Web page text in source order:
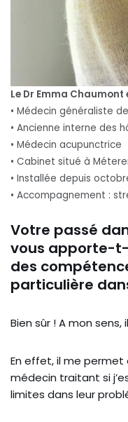
Le Dr Emma
• Médecin généraliste
• Ancienne interne des
• Médecin acupunctrice
• Cabinet situé à
• Installée depuis
• Accompagnement :
Votre passé
vous apporte-t-
des
particulière
Bien sûr ! A mon
En effet, il me permet
médecin traitant si
limites dans leur